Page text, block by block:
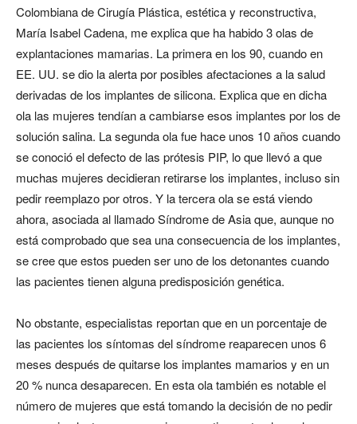
Colombiana de Cirugía Plástica, estética y reconstructiva,
María Isabel Cadena, me explica que ha habido 3 olas de
explantaciones mamarias. La primera en los 90, cuando en
EE. UU. se dio la alerta por posibles afectaciones a la salud
derivadas de los implantes de silicona. Explica que en dicha
ola las mujeres tendían a cambiarse esos implantes por los de
solución salina. La segunda ola fue hace unos 10 años cuando
se conoció el defecto de las prótesis PIP, lo que llevó a que
muchas mujeres decidieran retirarse los implantes, incluso sin
pedir reemplazo por otros. Y la tercera ola se está viendo
ahora, asociada al llamado Síndrome de Asia que, aunque no
está comprobado que sea una consecuencia de los implantes,
se cree que estos pueden ser uno de los detonantes cuando
las pacientes tienen alguna predisposición genética.
No obstante, especialistas reportan que en un porcentaje de
las pacientes los síntomas del síndrome reaparecen unos 6
meses después de quitarse los implantes mamarios y en un
20 % nunca desaparecen. En esta ola también es notable el
número de mujeres que está tomando la decisión de no pedir